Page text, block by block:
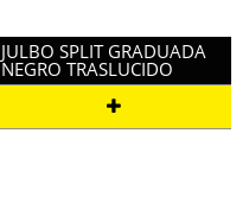
JULBO SPLIT GRADUADA
NEGRO TRASLUCIDO